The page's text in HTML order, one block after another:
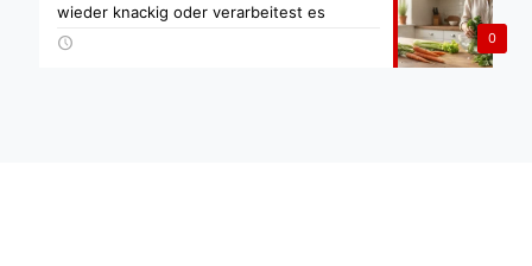
0
wieder knackig oder verarbeitest es